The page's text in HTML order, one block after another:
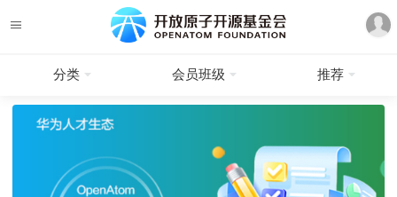
分类 会员班级 推荐